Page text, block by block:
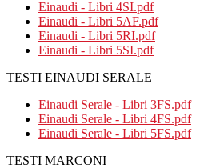
Einaudi - Libri 4SI.pdf
Einaudi - Libri 5AF.pdf
Einaudi - Libri 5RI.pdf
Einaudi - Libri 5SI.pdf
TESTI EINAUDI SERALE
Einaudi Serale - Libri 3FS.pdf
Einaudi Serale - Libri 4FS.pdf
Einaudi Serale - Libri 5FS.pdf
TESTI MARCONI